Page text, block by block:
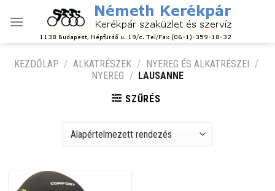
KEZDŐLAP / ALKATRÉSZEK / NYEREG ÉS ALKATRÉSZEI /
NYEREG / LAUSANNE
SZŰRÉS